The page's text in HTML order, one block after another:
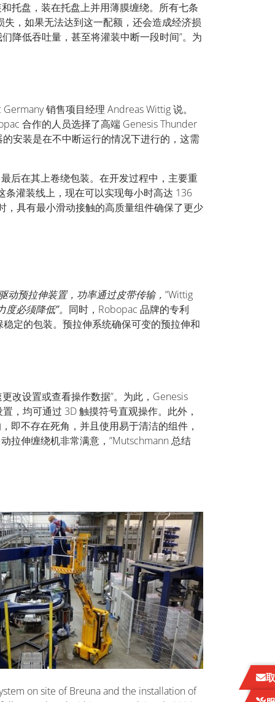
托盘，装在托盘上并用薄膜缠绕。所有七条
，如果无法达到这一配额，还会造成经济损
降低吞吐量，甚至将灌装中断一段时间”。为
销售项目经理 Andreas Wittig 说。
合作的人员选择了高端 Genesis Thunder
安装是在不中断运行的情况下进行的，这需
后在其上卷绕包装。在开发过程中，主要重
条灌装线上，现在可以实现每小时高达 136
，具有最小滑动接触的高质量组件确保了更少
动预拉伸装置，功率通过皮带传输， ”Wittig
必须降低”。 同时，Robopac 品牌的专利
定的包装。预拉伸系统确保可变的预拉伸和
改设置或查看操作数据”。为此，Genesis
，均可通过 3D 触摸符号直观操作。此外，
即不存在死角，并且使用易于清洁的组件，
拉伸缠绕机非常满意，”Mutschmann 总结
on site of Breuna and the installation of